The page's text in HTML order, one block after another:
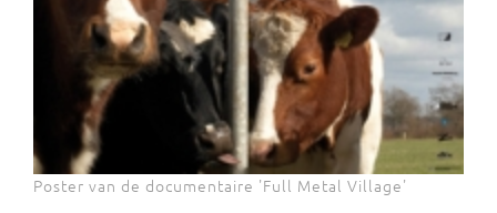
Poster van de documentaire 'Full Metal Village'